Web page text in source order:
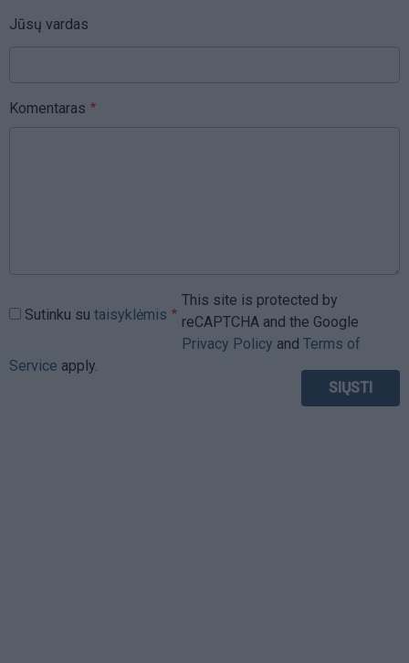
Jūsų vardas
Komentaras
Sutinku su taisyklėmis
This site is protected by
reCAPTCHA and the Google
Privacy Policy and Terms of
Service apply.